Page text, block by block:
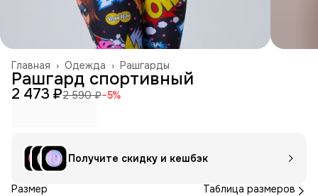
Рашгарды
Одежда ›
Главная ›
Рашгард спортивный
2 473 ₽2 590 ₽−5%
Получите скидку и кешбэк
Размер
Таблица размеров